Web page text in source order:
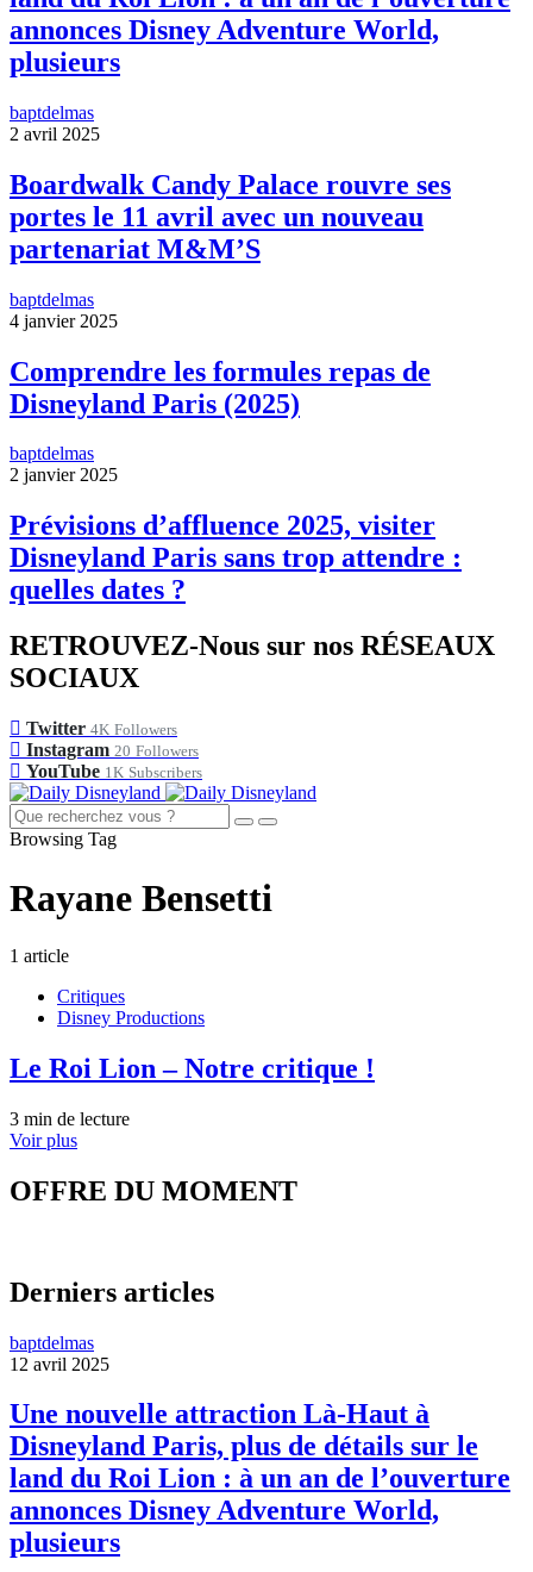
annonces Disney Adventure World,
plusieurs
baptdelmas
2 avril 2025
Boardwalk Candy Palace rouvre ses
portes le 11 avril avec un nouveau
partenariat M&M’S
baptdelmas
4 janvier 2025
Comprendre les formules repas de
Disneyland Paris (2025)
baptdelmas
2 janvier 2025
Prévisions d’affluence 2025, visiter
Disneyland Paris sans trop attendre :
quelles dates ?
RETROUVEZ-Nous sur nos RÉSEAUX
SOCIAUX
Twitter 4K Followers
Instagram 20 Followers
YouTube 1K Subscribers
Browsing Tag
Rayane Bensetti
1 article
Critiques
Disney Productions
Le Roi Lion – Notre critique !
3 min de lecture
Voir plus
OFFRE DU MOMENT
Derniers articles
baptdelmas
12 avril 2025
Une nouvelle attraction Là-Haut à
Disneyland Paris, plus de détails sur le
land du Roi Lion : à un an de l’ouverture
annonces Disney Adventure World,
plusieurs